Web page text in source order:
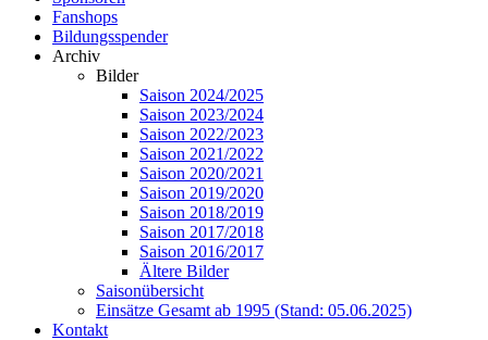
Fanshops
Bildungsspender
Archiv
Bilder
Saison 2024/2025
Saison 2023/2024
Saison 2022/2023
Saison 2021/2022
Saison 2020/2021
Saison 2019/2020
Saison 2018/2019
Saison 2017/2018
Saison 2016/2017
Ältere Bilder
Saisonübersicht
Einsätze Gesamt ab 1995 (Stand: 05.06.2025)
Kontakt